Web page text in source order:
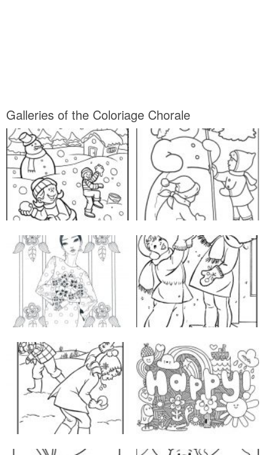
Galleries of the Coloriage Chorale